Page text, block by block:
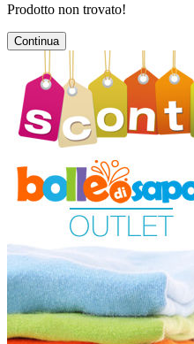
Prodotto non trovato!
Continua